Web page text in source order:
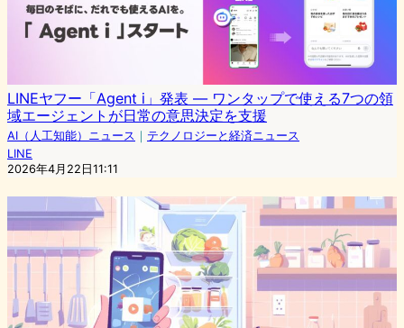
LINEヤフー「Agent i」発表 ― ワンタップで使える7つの領
域エージェントが日常の意思決定を支援
AI（人工知能）ニュース ｜ テクノロジーと経済ニュース
LINE
2026年4月22日11:11